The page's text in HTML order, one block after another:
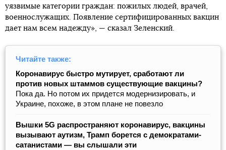
уязвимые категории граждан: пожилых людей, врачей,
военнослужащих. Появление сертифицированных вакцин
дает нам всем надежду», — сказал Зеленский.
Читайте также:
Коронавирус быстро мутирует, сработают ли
против новых штаммов существующие вакцины?
Пока да. Но потом их придется модернизировать, и
Украине, похоже, в этом плане не повезло
Вышки 5G распространяют коронавирус, вакцины
вызывают аутизм, Трамп борется с демократами-
сатанистами — вы слышали эти